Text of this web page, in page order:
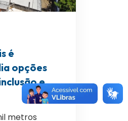
é
opções
e
metros